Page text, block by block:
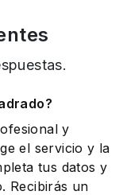
y
el servicio y la
tus datos y
Recibirás un